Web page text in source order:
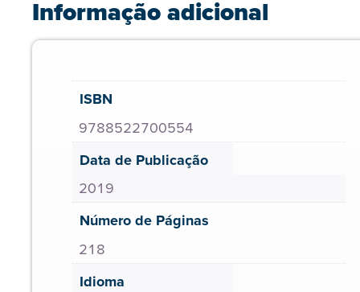
Informação adicional
ISBN
9788522700554
Data de Publicação
2019
Número de Páginas
218
Idioma